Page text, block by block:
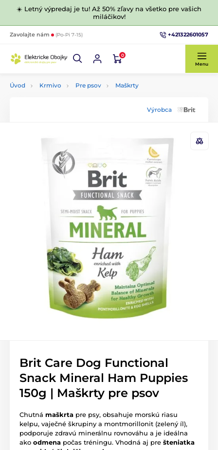
☀️ Letný výpredaj je tu! Až 50% zľavy na všetko pre vašich
miláčikov!
Zavolajte nám (Po-Pi 7-15) +421322601057
0
Menu
Úvod Krmivo Pre psov Maškrty
Výrobca
Brit Care Dog Functional
Snack Mineral Ham Puppies
150g | Maškrty pre psov
Chutná maškrta pre psy, obsahuje morskú riasu
kelpu, vaječné škrupiny a montmorillonit (zelený íl),
podporuje zdravú minerálnu rovnováhu a je ideálna
ako odmena počas tréningu. Vhodná aj pre šteniatka